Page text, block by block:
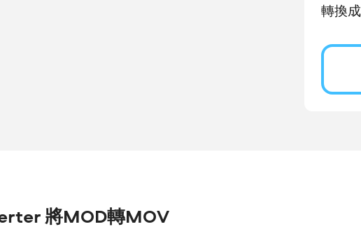
轉換成
將MOD轉MOV